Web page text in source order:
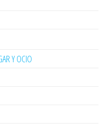
Y OCIO